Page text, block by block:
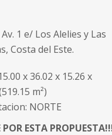
1 e/ Los Alelies y Las
Costa del Este.
x 36.02 x 15.26 x
m²)
NORTE
ESTA